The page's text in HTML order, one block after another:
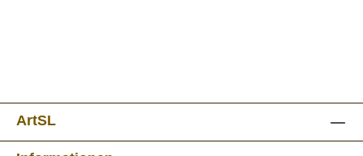
ArtSL